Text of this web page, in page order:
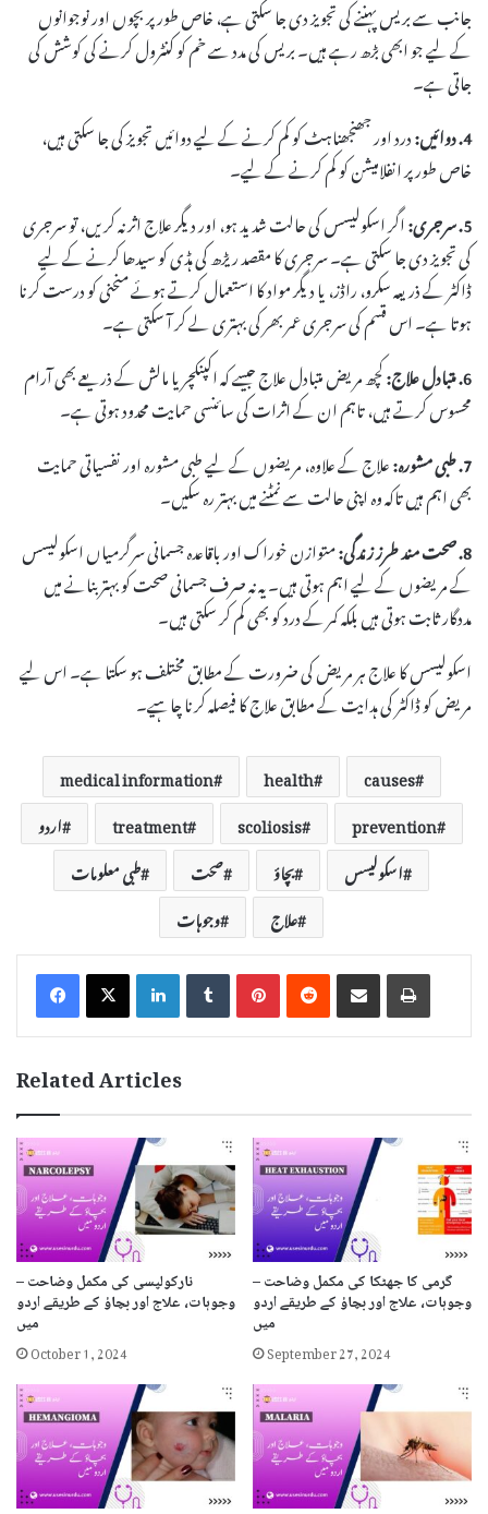
جانب سے بریس پہننے کی تجویز دی جا سکتی ہے، خاص طور پر بچوں اور نوجوانوں
کے لیے جو ابھی بڑھ رہے ہیں۔ بریس کی مدد سے خم کو کنٹرول کرنے کی کوشش کی
جاتی ہے۔
4. دوائیں:
درد اور جھنجھناہٹ کو کم کرنے کے لیے دوائیں تجویز کی جا سکتی ہیں،
خاص طور پر انفلامیشن کو کم کرنے کے لیے۔
5. سرجری:
اگر اسکولیسس کی حالت شدید ہو، اور دیگر علاج اثر نہ کریں، تو سرجری
کی تجویز دی جا سکتی ہے۔ سرجری کا مقصد ریڑھ کی ہڈی کو سیدھا کرنے کے لیے
ڈاکٹر کے ذریعہ سکرو، راڈز، یا دیگر مواد کا استعمال کرتے ہوئے منحنی کو درست کرنا
ہوتا ہے۔ اس قسم کی سرجری عمر بھر کی بہتری لے کر آ سکتی ہے۔
6. متبادل علاج:
کچھ مریض متبادل علاج جیسے کہ اکپنکچر یا مالش کے ذریعے بھی آرام
محسوس کرتے ہیں، تاہم ان کے اثرات کی سائنسی حمایت محدود ہوتی ہے۔
7. طبی مشورہ:
علاج کے علاوہ، مریضوں کے لیے طبی مشورہ اور نفسیاتی حمایت
بھی اہم ہیں تاکہ وہ اپنی حالت سے نمٹنے میں بہتر رہ سکیں۔
8. صحت مند طرز زندگی:
متوازن خوراک اور باقاعدہ جسمانی سرگرمیاں اسکولیسس
کے مریضوں کے لیے اہم ہوتی ہیں۔ یہ نہ صرف جسمانی صحت کو بہتر بنانے میں
مددگار ثابت ہوتی ہیں بلکہ کمر کے درد کو بھی کم کر سکتی ہیں۔
اسکولیسس کا علاج ہر مریض کی ضرورت کے مطابق مختلف ہو سکتا ہے۔ اس لیے
مریض کو ڈاکٹر کی ہدایت کے مطابق علاج کا فیصلہ کرنا چاہیے۔
causes
health
medical information
prevention
scoliosis
treatment
اردو
اسکولیسس
بچاؤ صحت
طبی معلومات
علاج
وجوہات
LinkedInTumblrPinterestReddit Share via Email Print
Related Articles
نارکولپسی کی مکمل وضاحت –
وجوہات، علاج اور بچاؤ کے طریقے اردو
میں
October 1, 2024
گرمی کا جھٹکا کی مکمل وضاحت –
وجوہات، علاج اور بچاؤ کے طریقے اردو
میں
September 27, 2024